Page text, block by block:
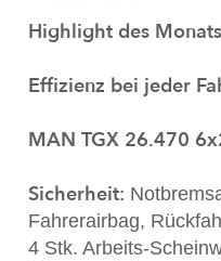
Highlight des Monats
Effizienz bei jeder
MAN TGX 26.470
Sicherheit:
Fahrerairbag,
4 Stk. Arbeits-